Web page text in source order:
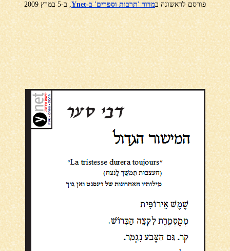
פורסם לראשונה במדור 'תרבות וספרים' ב-Ynet , ב-5 במרץ 2009